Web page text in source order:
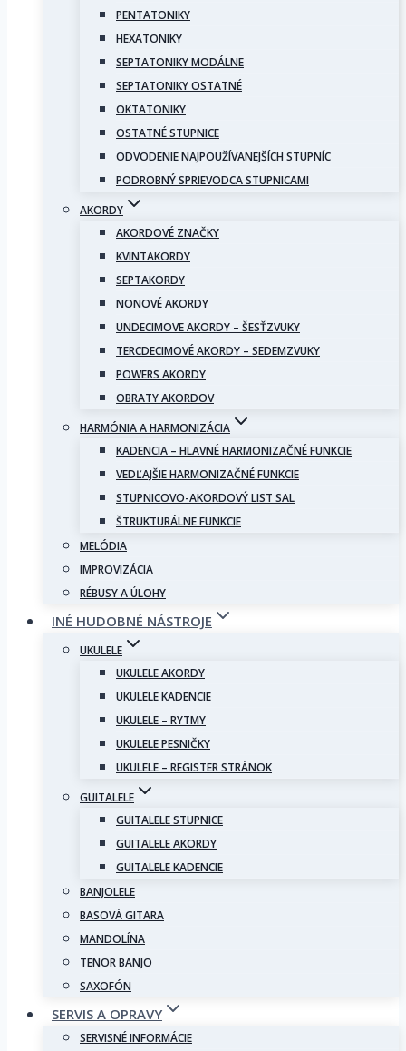
PENTATONIKY
HEXATONIKY
SEPTATONIKY MODÁLNE
SEPTATONIKY OSTATNÉ
OKTATONIKY
OSTATNÉ STUPNICE
ODVODENIE NAJPOUŽÍVANEJŠÍCH STUPNÍC
PODROBNÝ SPRIEVODCA STUPNICAMI
AKORDY
AKORDOVÉ ZNAČKY
KVINTAKORDY
SEPTAKORDY
NONOVÉ AKORDY
UNDECIMOVE AKORDY – ŠESŤZVUKY
TERCDECIMOVÉ AKORDY – SEDEMZVUKY
POWERS AKORDY
OBRATY AKORDOV
HARMÓNIA A HARMONIZÁCIA
KADENCIA – HLAVNÉ HARMONIZAČNÉ FUNKCIE
VEDĽAJŠIE HARMONIZAČNÉ FUNKCIE
STUPNICOVO-AKORDOVÝ LIST SAL
ŠTRUKTURÁLNE FUNKCIE
MELÓDIA
IMPROVIZÁCIA
RÉBUSY A ÚLOHY
INÉ HUDOBNÉ NÁSTROJE
UKULELE
UKULELE AKORDY
UKULELE KADENCIE
UKULELE – RYTMY
UKULELE PESNIČKY
UKULELE – REGISTER STRÁNOK
GUITALELE
GUITALELE STUPNICE
GUITALELE AKORDY
GUITALELE KADENCIE
BANJOLELE
BASOVÁ GITARA
MANDOLÍNA
TENOR BANJO
SAXOFÓN
SERVIS A OPRAVY
SERVISNÉ INFORMÁCIE